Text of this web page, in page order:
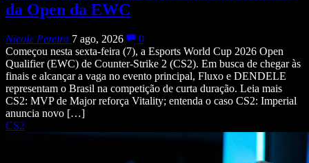
da Open da EWC
Nicole Pereira 7 ago, 2026
0
Começou nesta sexta-feira (7), a Esports World Cup 2026 Open
Qualifier (EWC) de Counter-Strike 2 (CS2). Em busca de chegar às
finais e alcançar a vaga no evento principal, Fluxo e DENDELE
representam o Brasil na competição de curta duração. Leia mais
CS2: MVP de Major reforça Vitality; entenda o caso CS2: Imperial
anuncia novo […]
CS2